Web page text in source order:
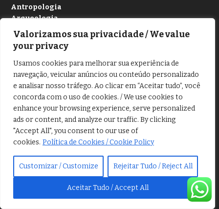
Valorizamos sua privacidade / We value
your privacy
Usamos cookies para melhorar sua experiência de
navegação, veicular anúncios ou conteúdo personalizado
e analisar nosso tráfego. Ao clicar em “Aceitar tudo”, você
concorda com o uso de cookies. / We use cookies to
enhance your browsing experience, serve personalized
ads or content, and analyze our traffic. By clicking
"Accept All", you consent to our use of
cookies. Política de Cookies / Cookie Policy
Customizar / Customize Rejeitar Tudo / Reject All
Aceitar Tudo / Accept All
Antropologia
Arqueologia
Astronomia
Carros antigos
Ciências
História
Livros
Meio ambiente
Mudanças climáticas
Oceano
Plantas
Pesquisas
Tecnologia